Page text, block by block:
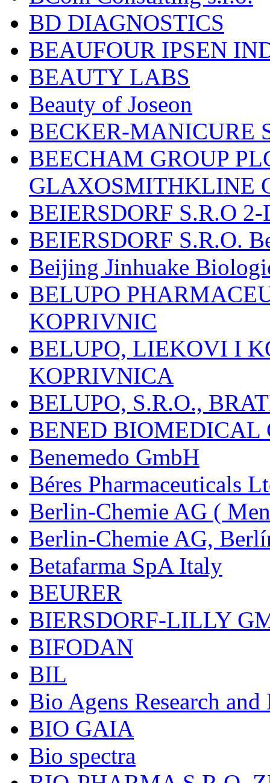
BD DIAGNOSTICS
BEAUFOUR IPSEN
BEAUTY LABS
Beauty of Joseon
BECKER-MANICURE
BEECHAM GROUP
GLAXOSMITHKLINE
BEIERSDORF S.R.O
BEIERSDORF S.R.O.
Beijing Jinhuake
BELUPO
KOPRIVNIC
BELUPO, LIEKOVI I
KOPRIVNICA
BELUPO, S.R.O.,
BENED BIOMEDICAL
Benemedo GmbH
Béres Pharmaceuticals
Berlin-Chemie AG (
Berlin-Chemie AG,
Betafarma SpA Italy
BEURER
BIERSDORF-LILLY
BIFODAN
BIL
Bio Agens Research
BIO GAIA
Bio spectra